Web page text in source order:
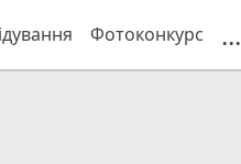
Фотоконкурс ...